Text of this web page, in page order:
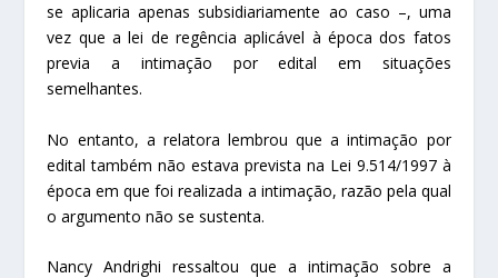
se aplicaria apenas subsidiariamente ao caso –, uma
vez que a lei de regência aplicável à época dos fatos
previa a intimação por edital em situações
semelhantes.
No entanto, a relatora lembrou que a intimação por
edital também não estava prevista na Lei 9.514/1997 à
época em que foi realizada a intimação, razão pela qual
o argumento não se sustenta.
Nancy Andrighi ressaltou que a intimação sobre a